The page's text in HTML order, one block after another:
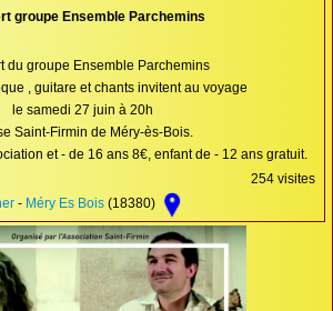
groupe Ensemble Parchemins
du groupe Ensemble Parchemins
, guitare et chants invitent au voyage
le samedi 27 juin à 20h
Saint-Firmin de Méry-ès-Bois.
et - de 16 ans 8€, enfant de - 12 ans gratuit.
254 visites
- Méry Es Bois(18380)